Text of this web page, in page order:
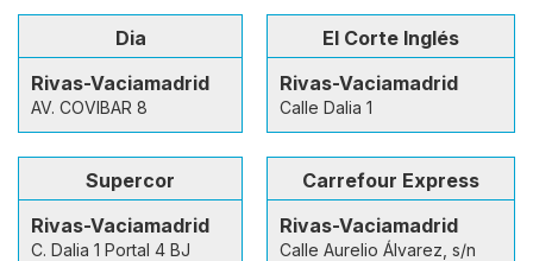
Dia
Rivas-Vaciamadrid
AV. COVIBAR 8
El Corte Inglés
Rivas-Vaciamadrid
Calle Dalia 1
Supercor
Rivas-Vaciamadrid
C. Dalia 1 Portal 4 BJ
Carrefour Express
Rivas-Vaciamadrid
Calle Aurelio Álvarez, s/n